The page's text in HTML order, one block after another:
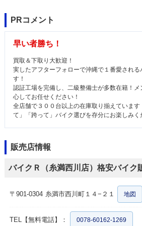
PRコメント
早い者勝ち！
買取＆下取り大歓迎！
実したアフターフォローで沖縄で１番愛される
す！
認証工場を完備し、二級整備士が多数在籍！
心してお任せください！
全店舗で３００台以上の在庫取り揃えていま
て」「跨って」バイク選びを存分にお楽しみく
販売店情報
バイクＲ（糸満西川店）格安バイク
〒901-0304 糸満市西川町１４−２１ 地図
TEL【無料電話】： 0078-60162-1269